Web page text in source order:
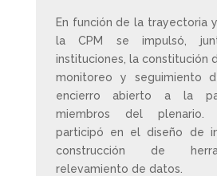
En función de la trayectoria
la CPM se impulsó,
instituciones, la constitución
monitoreo y seguimiento
encierro abierto a la
miembros del plenario.
participó en el diseño de
construcción de
relevamiento de datos.